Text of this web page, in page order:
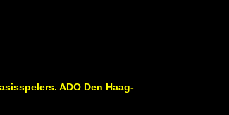
ADO Den Haag-